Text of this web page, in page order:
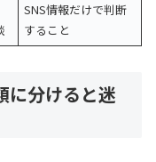
SNS情報だけで判断
すること
に分けると迷